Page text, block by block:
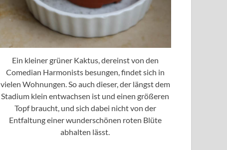
Ein kleiner grüner Kaktus, dereinst von den
Comedian Harmonists besungen, findet sich in
vielen Wohnungen. So auch dieser, der längst dem
Stadium klein entwachsen ist und einen größeren
Topf braucht, und sich dabei nicht von der
Entfaltung einer wunderschönen roten Blüte
abhalten lässt.